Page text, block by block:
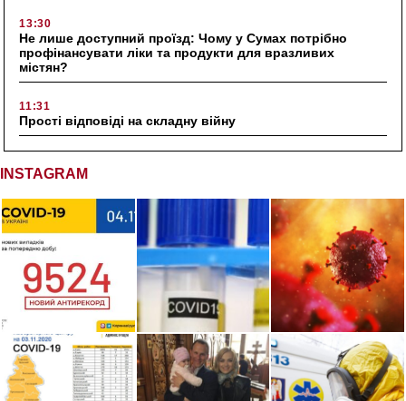
13:30
Не лише доступний проїзд: Чому у Сумах потрібно
профінансувати ліки та продукти для вразливих
містян?
11:31
Прості відповіді на складну війну
INSTAGRAM